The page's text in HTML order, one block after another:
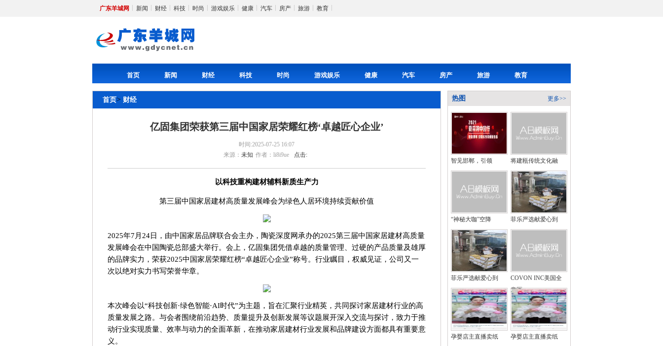
广东羊城网 新闻 财经 科技 时尚 游戏娱乐 健康 汽车 房产 旅游 教育
首页 新闻 财经 科技 时尚 游戏娱乐 健康 汽车 房产 旅游 教育
首页> 财经
亿固集团荣获第三届中国家居荣耀红榜‘卓越匠心企业’
时间:2025-07-25 16:07
来源： 未知 作者：li8i9ue 点击:
以科技重构建材辅料新质生产力
第三届中国家居建材高质量发展峰会为绿色人居环境持续贡献价值
2025年7月24日，由中国家居品牌联合会主办，陶瓷深度网承办的2025第三届中国家居建材高质量
发展峰会在中国陶瓷总部盛大举行。会上，亿固集团凭借卓越的质量管理、过硬的产品质量及雄厚
的品牌实力，荣获2025中国家居荣耀红榜“卓越匠心企业”称号。行业瞩目，权威见证，公司又一
次以绝对实力书写荣誉华章。
本次峰会以“科技创新·绿色智能·AI时代”为主题，旨在汇聚行业精英，共同探讨家居建材行业的高
质量发展之路。与会者围绕前沿趋势、质量提升及创新发展等议题展开深入交流与探讨，致力于推
动行业实现质量、效率与动力的全面革新，在推动家居建材行业发展和品牌建设方面都具有重要意
义。
热图 更多>>
智见邯郸，引领 将建瓯传统文化融
“神秘大咖”空降 菲乐严选献爱心到
菲乐严选献爱心到
COVON INC美国全
意医
孕婴店主直播卖纸 孕婴店主直播卖纸